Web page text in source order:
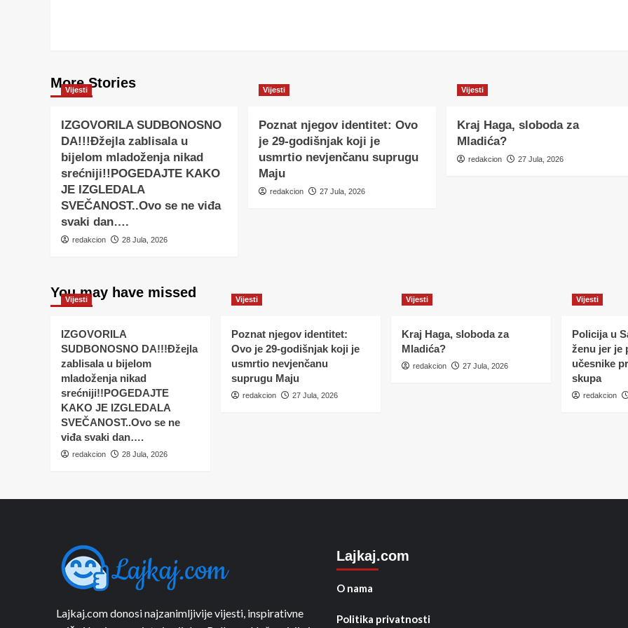
More Stories
Vijesti
IZGOVORILA SUDBONOSNO
DA!!!Đžejla zablisala u
bijelom mladoženja nikad
srećniji!!POGEDAJTE KAKO
JE IZGLEDALA
SVEČANOST..Ovo se ne viđa
svaki dan….
redakcion 28 Jula, 2026
Vijesti
Poznat njegov identitet: Ovo
je 29-godišnjak koji je
usmrtio nevjenčanu suprugu
Maju
redakcion 27 Jula, 2026
Vijesti
Kraj Haga, sloboda za
Mladića?
redakcion 27 Jula, 2026
You may have missed
Vijesti
IZGOVORILA
SUDBONOSNO DA!!!Đžejla
zablisala u bijelom
mladoženja nikad
srećniji!!POGEDAJTE
KAKO JE IZGLEDALA
SVEČANOST..Ovo se ne
viđa svaki dan….
redakcion 28 Jula, 2026
Vijesti
Poznat njegov identitet:
Ovo je 29-godišnjak koji je
usmrtio nevjenčanu
suprugu Maju
redakcion 27 Jula, 2026
Vijesti
Kraj Haga, sloboda za
Mladića?
redakcion 27 Jula, 2026
Vijesti
Policija u
ženu jer je
učesnike
skupa
redakcion
Lajkaj.com donosi najzanimljivije vijesti, inspirativne
Lajkaj.com
O nama
Politika privatnosti